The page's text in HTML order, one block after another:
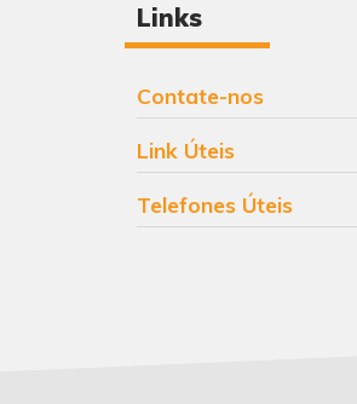
Links
Contate-nos
Link Úteis
Telefones Úteis